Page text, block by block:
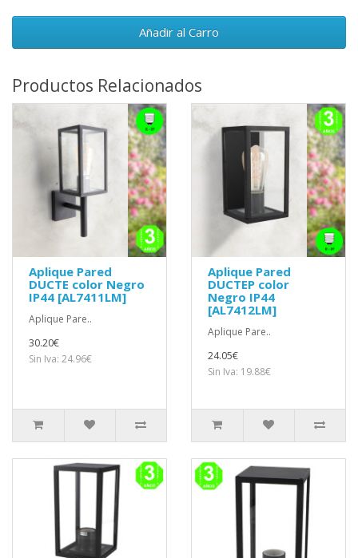
Añadir al Carro
Productos Relacionados
Aplique Pared
DUCTE color Negro
IP44 [AL7411LM]
Aplique Pare..
30.20€
Sin Iva: 24.96€
Aplique Pared
DUCTEP color
Negro IP44
[AL7412LM]
Aplique Pare..
24.05€
Sin Iva: 19.88€